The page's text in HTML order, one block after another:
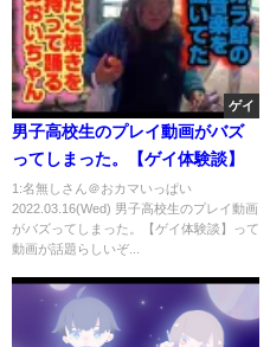
ゲイ
男子高校生のプレイ動画がバズ
ってしまった。【ゲイ体験談】
1:名無しさん＠おカマいっぱい
2022.03.16(Wed) 男子高校生のプレイ動画
がバズってしまった。【ゲイ体験談】って
動画が話題らしいぞ...